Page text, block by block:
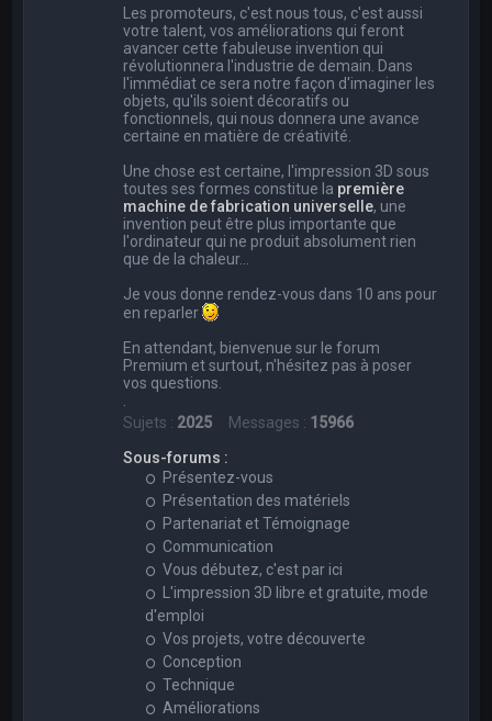
Les promoteurs, c'est nous tous, c'est aussi
votre talent, vos améliorations qui feront
avancer cette fabuleuse invention qui
révolutionnera l'industrie de demain. Dans
l'immédiat ce sera notre façon d'imaginer les
objets, qu'ils soient décoratifs ou
fonctionnels, qui nous donnera une avance
certaine en matière de créativité.
Une chose est certaine, l'impression 3D sous
toutes ses formes constitue la première
machine de fabrication universelle, une
invention peut être plus importante que
l'ordinateur qui ne produit absolument rien
que de la chaleur...
Je vous donne rendez-vous dans 10 ans pour
en reparler
En attendant, bienvenue sur le forum
Premium et surtout, n'hésitez pas à poser
vos questions.
Sujets : 2025 Messages : 15966
Sous-forums :
Présentez-vous
Présentation des matériels
Partenariat et Témoignage
Communication
Vous débutez, c'est par ici
L'impression 3D libre et gratuite, mode
d'emploi
Vos projets, votre découverte
Conception
Technique
Améliorations